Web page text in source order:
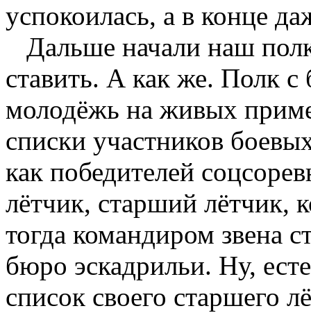
успокоилась, а в конце
Дальше начали наш
ставить. А как же. Полк
молодёжь на живых
списки участников
как победителей
лётчик, старший лётчик,
тогда командиром звена
бюро эскадрильи. Ну,
список своего старшего